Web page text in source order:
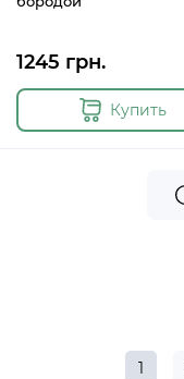
1245 грн.
Купить
1